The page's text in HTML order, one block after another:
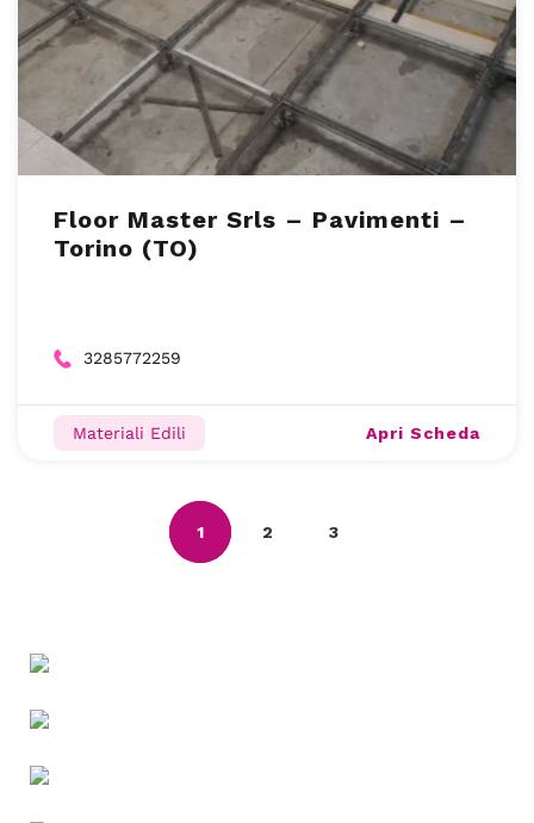
Floor Master Srls – Pavimenti –
Torino (TO)
3285772259
Materiali Edili Apri Scheda
1 2 3